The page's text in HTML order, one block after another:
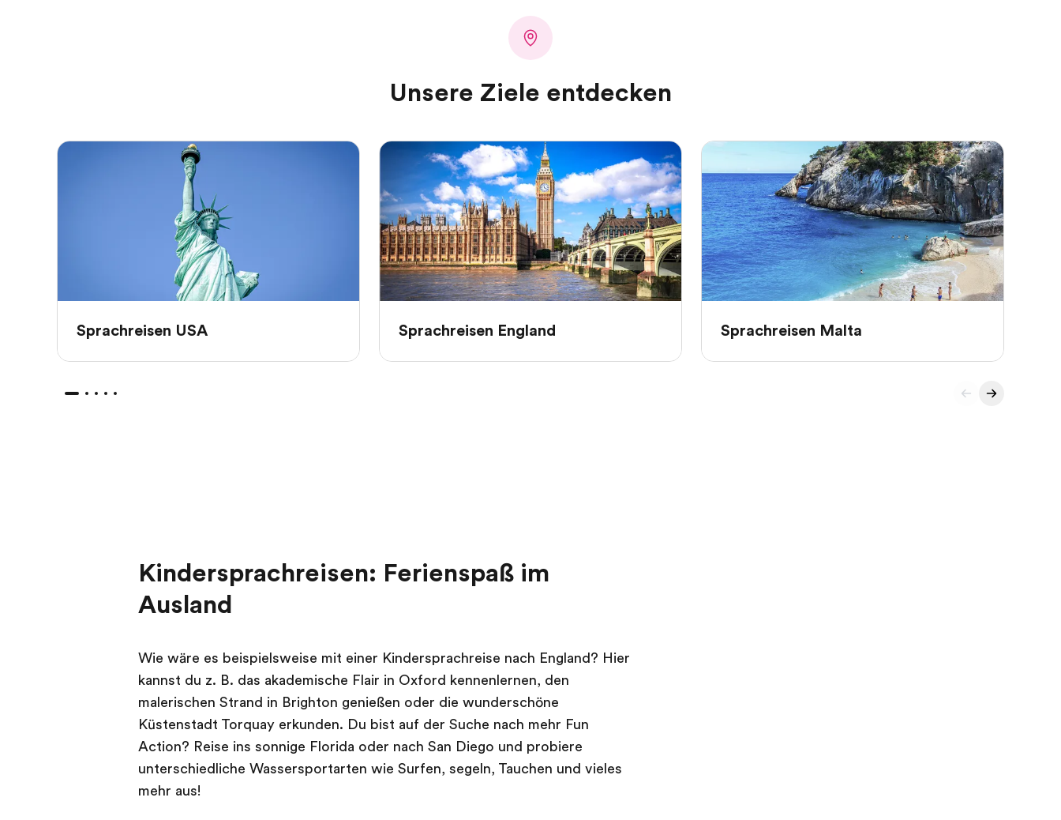
Unsere Ziele entdecken
Sprachreisen USA Sprachreisen England Sprachreisen Malta
Kindersprachreisen: Ferienspaß im
Ausland
Wie wäre es beispielsweise mit einer Kindersprachreise nach England? Hier
kannst du z. B. das akademische Flair in Oxford kennenlernen, den
malerischen Strand in Brighton genießen oder die wunderschöne
Küstenstadt Torquay erkunden. Du bist auf der Suche nach mehr Fun
Action? Reise ins sonnige Florida oder nach San Diego und probiere
unterschiedliche Wassersportarten wie Surfen, segeln, Tauchen und vieles
mehr aus!